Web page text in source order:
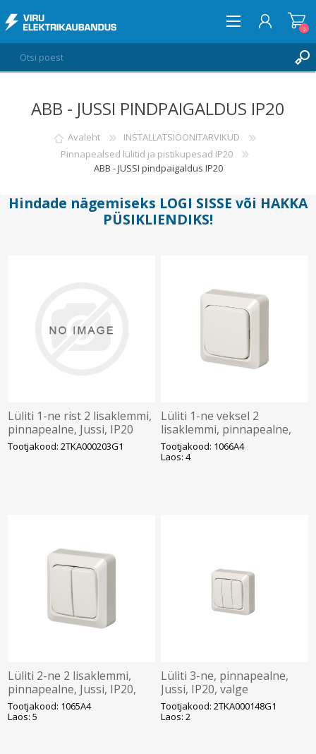
LOGI SISSE
SOOVIKORV
0
0
ABB - JUSSI PINDPAIGALDUS IP20
Avaleht
INSTALLATSIOONITARVIKUD
Pinnapealsed lülitid ja pistikupesad IP20
ABB - JUSSI pindpaigaldus IP20
Hindade nägemiseks LOGI SISSE või HAKKA
PÜSIKLIENDIKS!
Lüliti 1-ne rist 2 lisaklemmi,
pinnapealne, Jussi, IP20
Tootjakood: 2TKA000203G1
Lüliti 1-ne veksel 2
lisaklemmi, pinnapealne,
Jussi, IP20, valge
Tootjakood: 1066A4
Laos: 4
Lüliti 2-ne 2 lisaklemmi,
pinnapealne, Jussi, IP20,
valge
Tootjakood: 1065A4
Laos: 5
Lüliti 3-ne, pinnapealne,
Jussi, IP20, valge
Tootjakood: 2TKA000148G1
Laos: 2